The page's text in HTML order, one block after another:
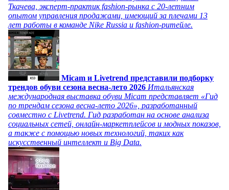
Ткачева, эксперт-практик fashion-рынка с 20-летним
опытом управления продажами, имеющий за плечами 13
лет работы в команде Nike Russia и fashion-ритейле.
Micam и Livetrend представили подборку
трендов обуви сезона весна-лето 2026 Итальянская
международная выставка обуви Micam представляет «Гид
по трендам сезона весна-лето 2026», разработанный
совместно с Livetrend. Гид разработан на основе анализа
социальных сетей, онлайн-маркетплейсов и модных показов,
а также с помощью новых технологий, таких как
искусственный интеллект и Big Data.